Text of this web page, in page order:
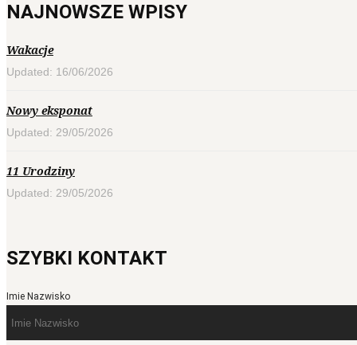
NAJNOWSZE WPISY
Wakacje
Updated: 16/06/2026
Nowy eksponat
Updated: 29/05/2026
11 Urodziny
Updated: 29/05/2026
SZYBKI KONTAKT
Imie Nazwisko